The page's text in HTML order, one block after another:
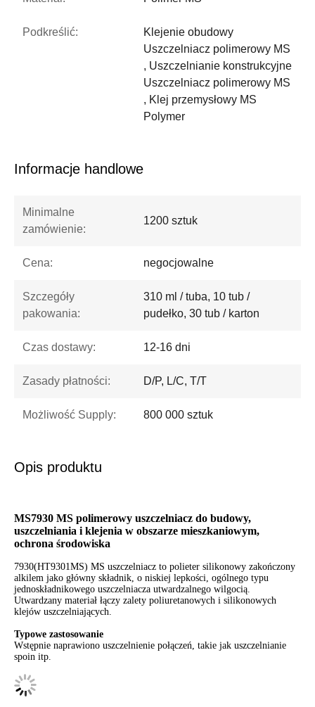
Podkreślić:
Klejenie obudowy
Uszczelniacz polimerowy MS
, Uszczelnianie konstrukcyjne
Uszczelniacz polimerowy MS
, Klej przemysłowy MS
Polymer
Informacje handlowe
Minimalne
zamówienie:
1200 sztuk
Cena: negocjowalne
Szczegóły
pakowania:
310 ml / tuba, 10 tub /
pudełko, 30 tub / karton
Czas dostawy: 12-16 dni
Zasady płatności: D/P, L/C, T/T
Możliwość Supply: 800 000 sztuk
Opis produktu
MS7930 MS polimerowy uszczelniacz do budowy,
uszczelniania i klejenia w obszarze mieszkaniowym,
ochrona środowiska
7930(HT9301MS) MS uszczelniacz to polieter silikonowy zakończony
alkilem jako główny składnik, o niskiej lepkości, ogólnego typu
jednoskładnikowego uszczelniacza utwardzalnego wilgocią.
Utwardzany materiał łączy zalety poliuretanowych i silikonowych
klejów uszczelniających.
Typowe zastosowanie
Wstępnie naprawiono uszczelnienie połączeń, takie jak uszczelnianie
spoin itp.